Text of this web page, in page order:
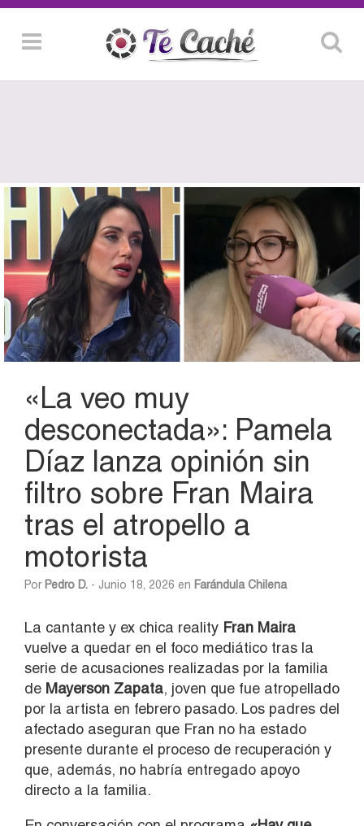
«La veo muy
desconectada»: Pamela
Díaz lanza opinión sin
filtro sobre Fran Maira
tras el atropello a
motorista
Por Pedro D. - Junio 18, 2026 en Farándula Chilena
La cantante y ex chica reality Fran Maira
vuelve a quedar en el foco mediático tras la
serie de acusaciones realizadas por la familia
de Mayerson Zapata, joven que fue atropellado
por la artista en febrero pasado. Los padres del
afectado aseguran que Fran no ha estado
presente durante el proceso de recuperación y
que, además, no habría entregado apoyo
directo a la familia.